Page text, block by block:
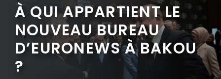
À QUI APPARTIENT LE
NOUVEAU BUREAU
D’EURONEWS À BAKOU
?